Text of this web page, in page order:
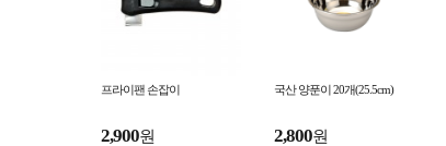
프라이팬 손잡이
2,900원
국산 양푼이 20개(25.5cm)
2,800원